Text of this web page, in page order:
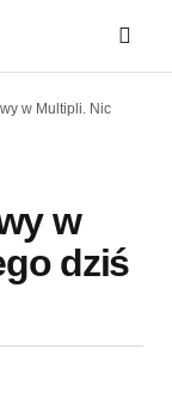
w Multipli. Nic
w
dziś